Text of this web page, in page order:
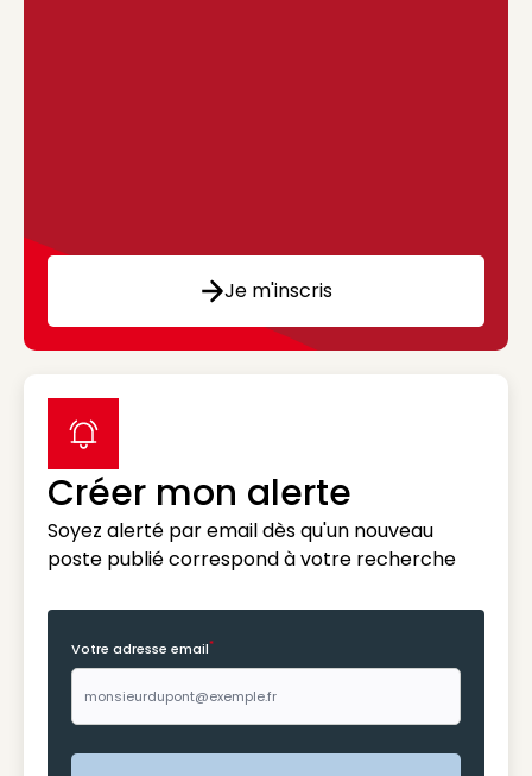
Je m'inscris
Créer mon alerte
Soyez alerté par email dès qu'un nouveau
poste publié correspond à votre recherche
label icon
Votre adresse email*